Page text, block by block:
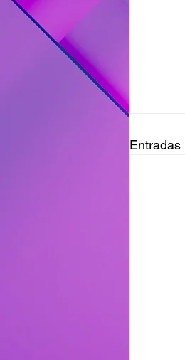
Entradas